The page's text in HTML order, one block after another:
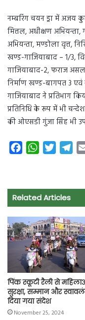
नम्बरिंग चयन ड्रा में अजय
मित्तल, अधीक्षण
अभियन्ता, मण्डोला वृत्त,
खण्ड-गाजियाबाद – 1/3,
गाजियाबाद-2, फराज
निर्माण खण्ड-बागपत 3 एवं
गाजियाबाद ने प्रतिभाग
प्रतिनिधि के रूप में भी
की ओएसडी गुंजा सिंह भी
e
b
o
k
W
t
s
p
p
t
t
r
e
a
m
Related Articles
पिंक स्कूटी रैली से
सुरक्षा, सम्मान और
दिया गया संदेश
November 25, 2024